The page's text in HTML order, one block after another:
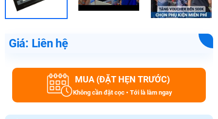
Giá: Liên hệ
MUA (ĐẶT HẸN TRƯỚC)
Không cần đặt cọc • Tới là làm ngay